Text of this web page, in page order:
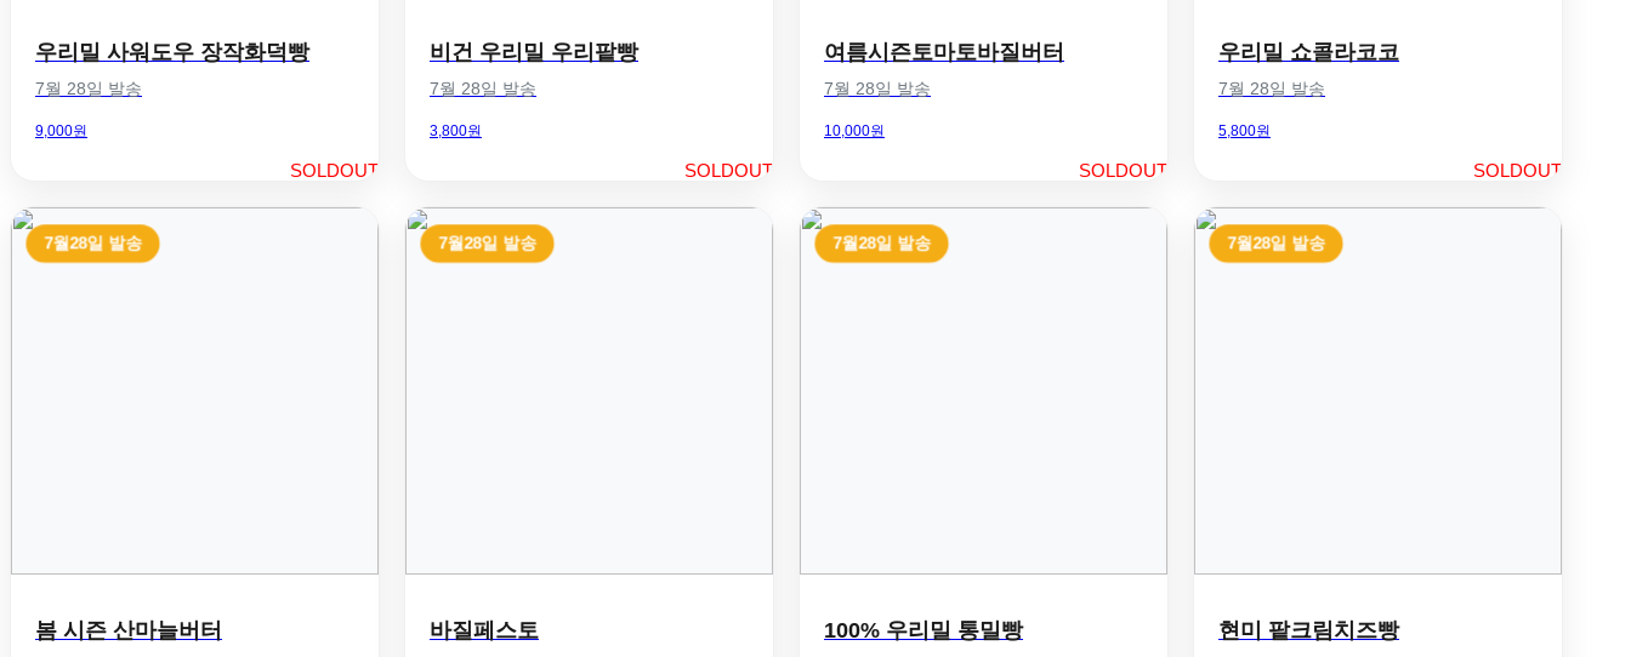
우리밀 사워도우 장작화덕빵
7월 28일 발송
9,000원
SOLDOUT
비건 우리밀 우리팥빵
7월 28일 발송
3,800원
SOLDOUT
여름시즌토마토바질버터
7월 28일 발송
10,000원
SOLDOUT
우리밀 쇼콜라코코
7월 28일 발송
5,800원
SOLDOUT
7월28일 발송
봄 시즌 산마늘버터
7월28일 발송
바질페스토
7월28일 발송
100% 우리밀 통밀빵
7월28일 발송
현미 팥크림치즈빵